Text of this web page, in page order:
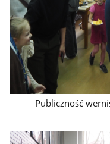
Publiczność